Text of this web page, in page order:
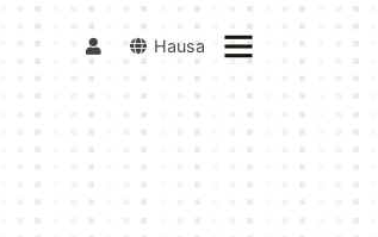
Hausa